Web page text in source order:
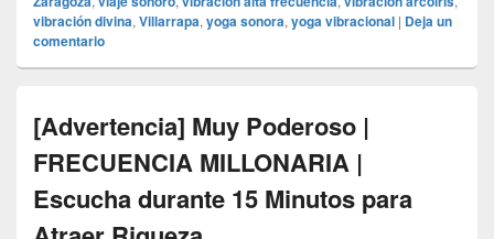
vibración divina, Villarrapa, yoga sonora, yoga vibracional | Deja un
comentario
[Advertencia] Muy Poderoso |
FRECUENCIA MILLONARIA |
Escucha durante 15 Minutos para